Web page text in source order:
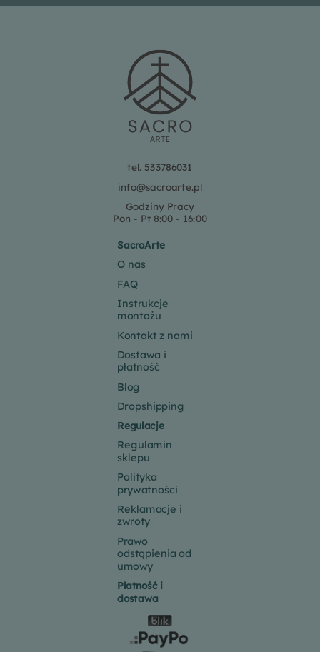
tel. 533786031
info@sacroarte.pl
Godziny Pracy
Pon - Pt 8:00 - 16:00
SacroArte
O nas
FAQ
Instrukcje
montażu
Kontakt z nami
Dostawa i
płatność
Blog
Dropshipping
Regulacje
Regulamin
sklepu
Polityka
prywatności
Reklamacje i
zwroty
Prawo
odstąpienia od
umowy
Płatność i
dostawa